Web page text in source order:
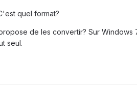
quel format?
de les convertir? Sur
seul.